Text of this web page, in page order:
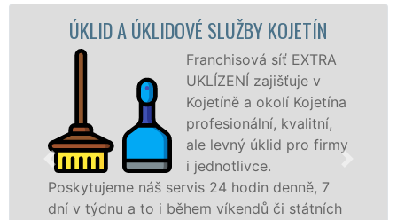
SLUŽBY KOJETÍN
Franchisová síť EXTRA
UKLÍZENÍ zajišťuje v
Kojetíně a okolí Kojetína
profesionální, kvalitní,
ale levný úklid pro firmy
i jednotlivce.
24 hodin denně, 7
víkendů či státních
ÚKLIDOVÁ
nabízíme pro
státní podniky, ale i